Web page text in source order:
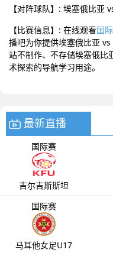
【对阵球队】: 埃塞俄比亚
【比赛信息】: 在线观看国
播吧为你提供埃塞俄比亚
站不制作、不存储埃塞俄比
术探索的导航学习用途。
最新直播
国际赛
吉尔吉斯斯坦
国际赛
马耳他女足U17